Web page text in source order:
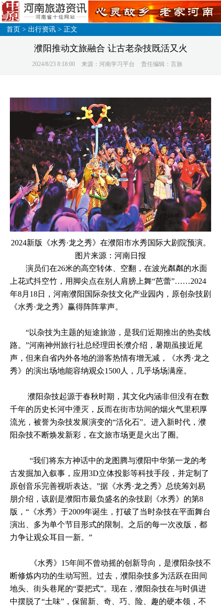
首页 >出行资讯 > 正文
濮阳推动文旅融合 让古老杂技既活又火
2024/8/23 8:18:00 来源：河南学习平台 责任编辑：言旅
2024新版《水秀·龙之秀》在濮阳市水秀国际大剧院预演。
图片来源：河南日报
演员们在26米的高空转体、空翻，在波光粼粼的水面
上花式抖空竹，用脚尖点在别人肩膀上舞“芭蕾”……2024
年8月18日，河南濮阳国际杂技文化产业园内，原创杂技剧
《水秀·龙之秀》赢得阵阵掌声。
“以杂技为主题的短途旅游，是我们近期推出的热卖线
路。”河南神州旅行社总经理田长濮介绍，暑期虽接近尾
声，但来自省内外各地的游客热情有增无减，《水秀·龙之
秀》的演出场地能容纳观众1500人，几乎场场满座。
濮阳杂技起源于春秋时期，其文化内涵非但没有在数
千年的历史长河中湮灭，反而在街市坊间的烟火气里积厚
流光，被誉为杂技发展演变的“活化石”。进入新时代，濮
阳杂技不断焕发新彩，在文旅市场更是火出了圈。
“我们将东方神话中的龙图腾与濮阳中华第一龙的考
古发掘加入叙事，应用3D立体投影等科技手段，并定制了
原创音乐完善视听表达。”据《水秀·龙之秀》总统筹刘易
朋介绍，该剧是濮阳市最负盛名的杂技剧《水秀》的第8
版，“《水秀》于2009年诞生，打破了当时杂技在平面舞台
演出、多为单个节目形式的限制。之后的每一次改版，都
力争让观众耳目一新。”
《水秀》15年间不曾动摇的创新导向，是濮阳杂技不
断修炼内功的生动写照。过去，濮阳杂技多为活跃在田间
地头、街头巷尾的“耍把式”。现在，濮阳杂技在与时俱进
中摆脱了“土味”，保留新、奇、巧、险、趣的硬本领，不